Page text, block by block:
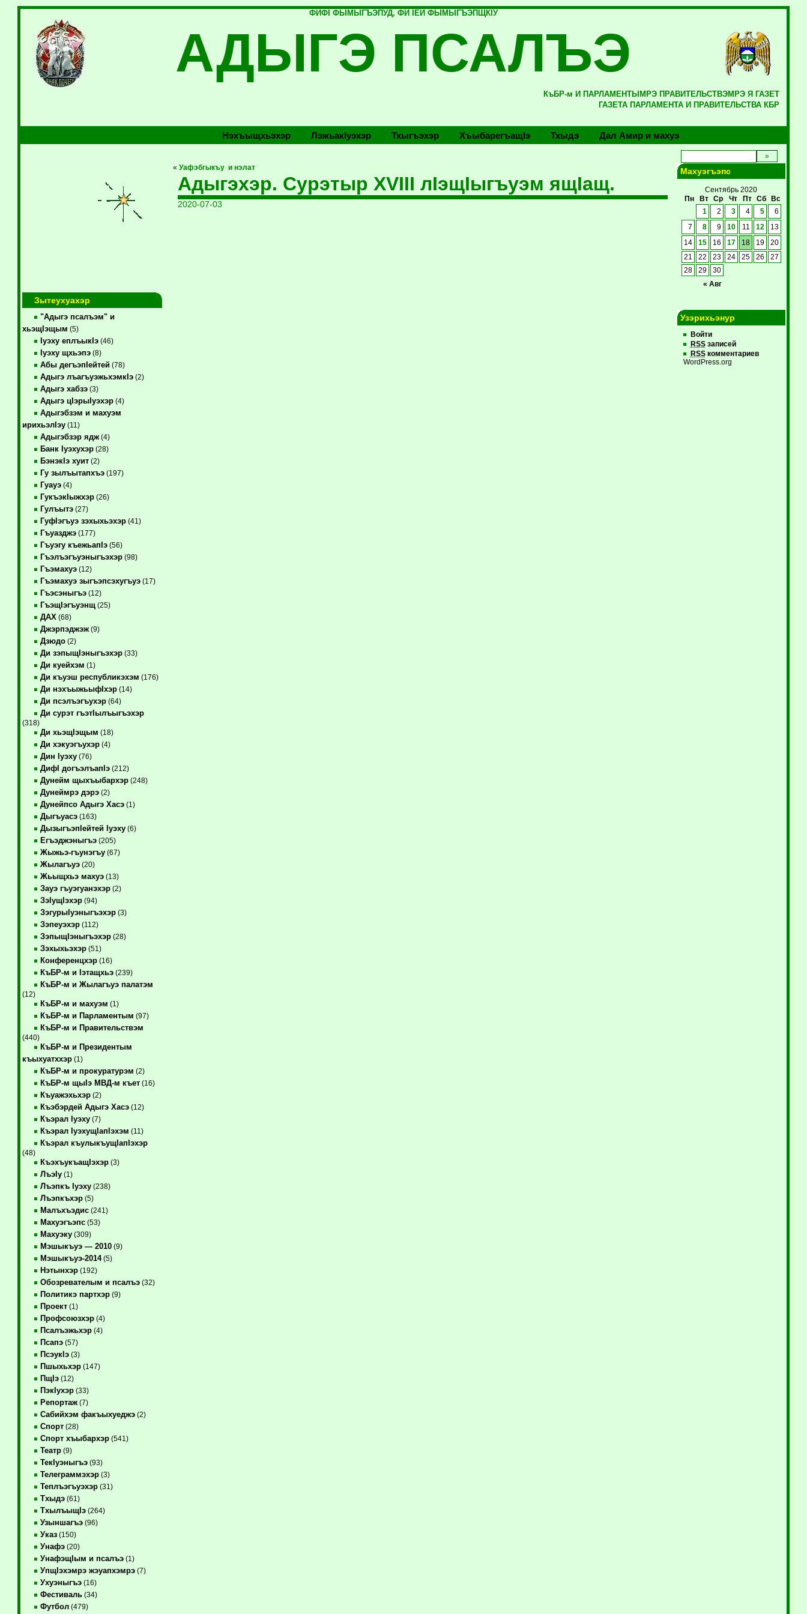
ФИФI ФЫМЫГЪЭПУД, ФИ IЕЙ ФЫМЫГЪЭПЩКIУ
АДЫГЭ ПСАЛЪЭ
КъБР-м И ПАРЛАМЕНТЫМРЭ ПРАВИТЕЛЬСТВЭМРЭ Я ГАЗЕТ
ГАЗЕТА ПАРЛАМЕНТА И ПРАВИТЕЛЬСТВА КБР
Нэхъыщхьэхэр Лэжьакlуэхэр Тхыгъэхэр Хъыбарегъащlэ Тхыдэ Дал Амир и махуэ
Зытеухуахэр
"Адыгэ псалъэм" и
хьэщIэщым (5)
Iуэху еплъыкIэ(46)
Iуэху щхьэпэ(8)
Абы дегъэпIейтей(78)
Адыгэ лъагъуэжьхэмкIэ(2)
Адыгэ хабзэ(3)
Адыгэ цIэрыIуэхэр(4)
Адыгэбзэм и махуэм
ирихьэлIэу(11)
Адыгэбзэр ядж(4)
Банк Iуэхухэр(28)
БэнэкIэ хуит(2)
Гу зылъытапхъэ(197)
Гуауэ(4)
ГукъэкIыжхэр(26)
Гулъытэ(27)
ГуфIэгъуэ зэхыхьэхэр(41)
Гъуазджэ(177)
Гъуэгу къежьапIэ(56)
Гъэлъэгъуэныгъэхэр(98)
Гъэмахуэ(12)
Гъэмахуэ зыгъэпсэхугъуэ(17)
Гъэсэныгъэ(12)
ГъэщIэгъуэнщ(25)
ДАХ (68)
Джэрпэджэж(9)
Дзюдо(2)
Ди зэпыщIэныгъэхэр(33)
Ди куейхэм (1)
Ди къуэш республикэхэм (176)
Ди нэхъыжьыфIхэр(14)
Ди псэлъэгъухэр(64)
Ди сурэт гъэтIылъыгъэхэр
(318)
Ди хьэщIэщым (18)
Ди хэкуэгъухэр(4)
Дин Iуэху(76)
ДифI догъэлъапIэ(212)
Дунейм щыхъыбархэр(248)
Дунеймрэ дэрэ(2)
Дунейпсо Адыгэ Хасэ(1)
Дыгъуасэ(163)
ДызыгъэпIейтей Iуэху(6)
Егъэджэныгъэ(205)
Жыжьэ-гъунэгъу(67)
Жылагъуэ(20)
Жьыщхьэ махуэ(13)
Зауэ гъуэгуанэхэр(2)
ЗэIущIэхэр(94)
ЗэгурыIуэныгъэхэр(3)
Зэпеуэхэр(112)
ЗэпыщIэныгъэхэр(28)
Зэхыхьэхэр(51)
Конференцхэр(16)
КъБР-м и Iэтащхьэ(239)
КъБР-м и Жылагъуэ палатэм
(12)
КъБР-м и махуэм (1)
КъБР-м и Парламентым (97)
КъБР-м и Правительствэм
(440)
КъБР-м и Президентым
къыхуатххэр(1)
КъБР-м и прокуратурэм (2)
КъБР-м щыIэ МВД-м къет(16)
Къуажэхьхэр(2)
Къэбэрдей Адыгэ Хасэ(12)
Къэрал Iуэху(7)
Къэрал IуэхущIапIэхэм (11)
Къэрал къулыкъущIапIэхэр
(48)
КъэхъукъащIэхэр(3)
ЛъэIу(1)
Лъэпкъ Iуэху(238)
Лъэпкъхэр(5)
Малъхъэдис(241)
Махуэгъэпс(53)
Махуэку(309)
Мэшыкъуэ — 2010(9)
Мэшыкъуэ-2014(5)
Нэтынхэр(192)
Обозревателым и псалъэ(32)
Политикэ партхэр(9)
Проект(1)
Профсоюзхэр(4)
Псалъэжьхэр(4)
Псапэ(57)
ПсэукIэ(3)
Пшыхьхэр(147)
ПщIэ(12)
ПэкIухэр(33)
Репортаж(7)
Сабийхэм факъыхуеджэ(2)
Спорт(28)
Спорт хъыбархэр(541)
Театр(9)
ТекIуэныгъэ(93)
Телеграммэхэр(3)
Теплъэгъуэхэр(31)
Тхыдэ(61)
ТхылъыщIэ(264)
Узыншагъэ(96)
Указ(150)
Унафэ(20)
УнафэщIым и псалъэ(1)
УпщIэхэмрэ жэуапхэмрэ(7)
Ухуэныгъэ(16)
Фестиваль(34)
Футбол(479)
« Уафэбгыкъу и нэлат
Адыгэхэр. Сурэтыр ХVIII лIэщIыгъуэм ящIащ.
2020-07-03
Махуэгъэпс
Сентябрь 2020
Пн
Вт Ср Чт Пт Сб Вс
« Авг
1 2 3 4 5 6
7 8 9 10 11 12 13
14 15 16 17 18 19
20
21
22 23 24 25 26
27
28
29 30
Узэрихьэнур
Войти
RSSзаписей
RSSкомментариев
WordPress.org